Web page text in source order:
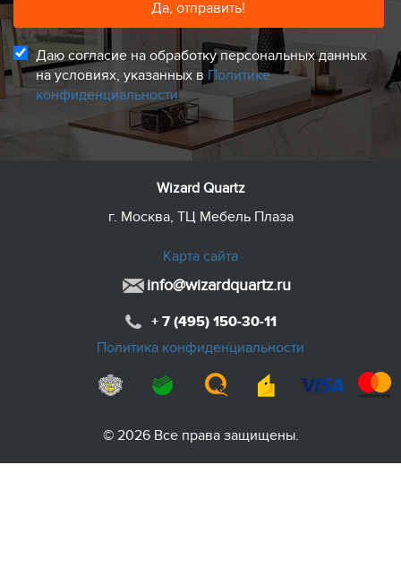
Даю согласие на обработку персональных данных
на условиях, указанных в Политике
конфиденциальности
Wizard Quartz
г. Москва, ТЦ Мебель Плаза
Карта сайта
info@wizardquartz.ru
+ 7 (495) 150-30-11
Политика конфиденциальности
© 2026 Все права защищены.